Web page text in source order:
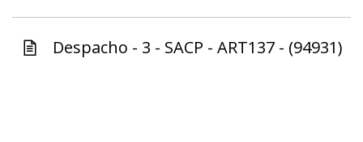
Despacho - 3 - SACP - ART137 - (94931)